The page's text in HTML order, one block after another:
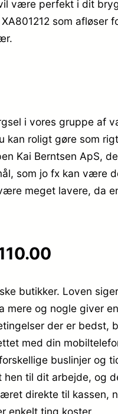
være perfekt i dit
som afløser
i vores gruppe af
kan roligt gøre som
Kai Berntsen ApS,
som jo fx kan være
meget lavere, da
butikker. Loven
mere og nogle giver
der er bedst,
med din
buslinjer og
hen til dit arbejde, og
direkte til kassen,
enkelt ting koster.